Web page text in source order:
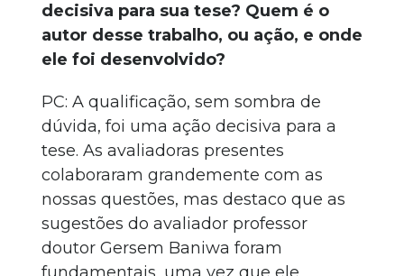
decisiva para sua tese? Quem é o
autor desse trabalho, ou ação, e onde
ele foi desenvolvido?
PC: A qualificação, sem sombra de
dúvida, foi uma ação decisiva para a
tese. As avaliadoras presentes
colaboraram grandemente com as
nossas questões, mas destaco que as
sugestões do avaliador professor
doutor Gersem Baniwa foram